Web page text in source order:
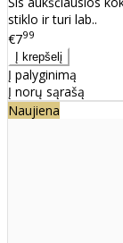
stiklo ir turi lab..
€799
Į palyginimą
Į norų sąrašą
Naujiena